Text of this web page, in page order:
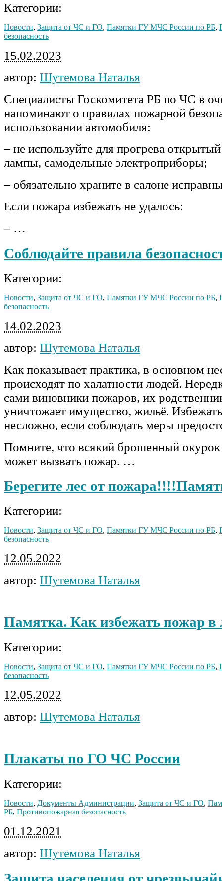
Категории:
Новости, Защита от ЧС и ГО, Памятки ГУ МЧС России по РБ,
безопасность
15.02.2023
автор: Шутемова Наталья
Специалисты Госкомитета РБ по ЧС в
напоминают о правилах пожарной
использовании автомобиля:
– не используйте для прогрева
лампы, самодельные электроприборы;
– обязательно храните в салоне
Если пожара избежать не удалось:
– …
Соблюдайте правила
Категории:
Новости, Защита от ЧС и ГО, Памятки ГУ МЧС России по РБ,
безопасность
14.02.2023
автор: Шутемова Наталья
Как показывает практика, в основном
происходят по халатности людей.
сами виновники пожаров, их
уничтожает имущество, жильё.
несложно, если соблюдать меры
Помните, что всякий брошенный окурок
может вызвать пожар. …
Берегите лес от
Категории:
Новости, Защита от ЧС и ГО, Памятки ГУ МЧС России по РБ,
безопасность
12.05.2022
автор: Шутемова Наталья
Памятка. Как избежать пожар в
Категории:
Новости, Защита от ЧС и ГО, Памятки ГУ МЧС России по РБ,
безопасность
12.05.2022
автор: Шутемова Наталья
Плакаты по ГО ЧС России
Категории:
Новости, Документы Администрации, Защита от ЧС и ГО,
РБ, Противопожарная безопасность
01.12.2021
автор: Шутемова Наталья